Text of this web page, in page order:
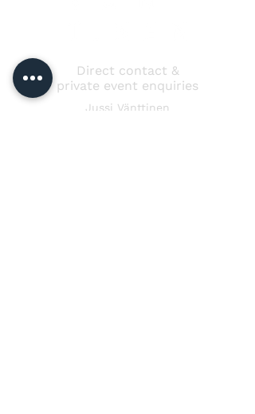
Direct contact &
private event enquiries
Jussi Vänttinen